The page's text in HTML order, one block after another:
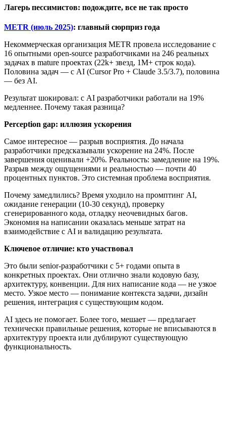
Лагерь пессимистов: подождите, все не так просто
METR (июль 2025): главный сюрприз года
Некоммерческая организация METR провела исследование с
16 опытными open-source разработчиками на 246 реальных
задачах в mature проектах (22k+ звезд, 1M+ строк кода).
Половина задач — с AI (Cursor Pro + Claude 3.5/3.7), половина
— без AI.
Результат шокировал: с AI разработчики работали на 19%
медленнее. Почему такая разница?
Perception gap: иллюзия ускорения
Самое интересное — разрыв восприятия. До начала
разработчики предсказывали ускорение на 24%. После
завершения оценивали +20%. Реальность: замедление на 19%.
Разрыв между ощущениями и реальностью — почти 40
процентных пунктов. Это системная проблема восприятия.
Почему замедлились? Время уходило на промптинг AI,
ожидание генерации (10-30 секунд), проверку
сгенерированного кода, отладку неочевидных багов.
Экономия на написании оказалась меньше затрат на
взаимодействие с AI и валидацию результата.
Ключевое отличие: кто участвовал
Это были senior-разработчики с 5+ годами опыта в
конкретных проектах. Они отлично знали кодовую базу,
архитектуру, конвенции. Для них написание кода — не узкое
место. Узкое место — понимание контекста задачи, дизайн
решения, интеграция с существующим кодом.
AI здесь не помогает. Более того, мешает — предлагает
технически правильные решения, которые не вписываются в
архитектуру проекта или дублируют существующую
функциональность.